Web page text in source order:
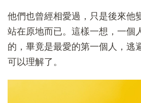
他們也曾經相愛過，只是後來他
站在原地而已。這樣一想，一個
的，畢竟是最愛的第一個人，逃
可以理解了。